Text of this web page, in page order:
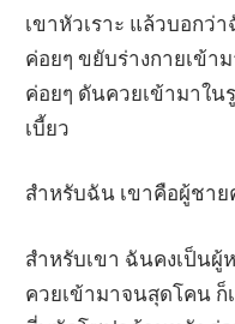
เขาหัวเราะ แล้วบอกว่
ค่อยๆ ขยับร่างกายเข้า
ค่อยๆ ดันควยเข้ามาใน
เบี้ยว
สำหรับฉัน เขาคือผู้ชา
สำหรับเขา ฉันคงเป็น
ควยเข้ามาจนสุดโคน ก็